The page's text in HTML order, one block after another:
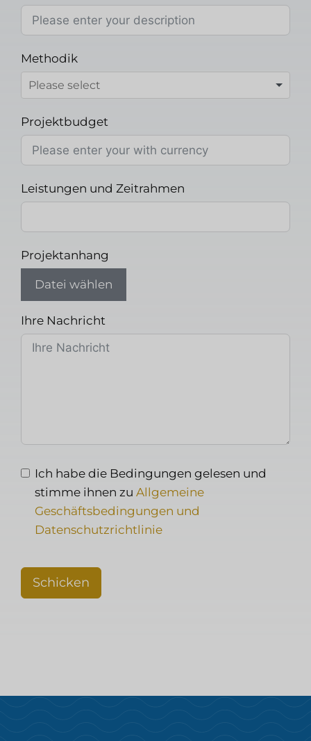
Methodik
Projektbudget
Leistungen und Zeitrahmen
Projektanhang
Datei wählen
Ihre Nachricht
Ich habe die Bedingungen gelesen und
stimme ihnen zu Allgemeine
Geschäftsbedingungen und
Datenschutzrichtlinie
Schicken